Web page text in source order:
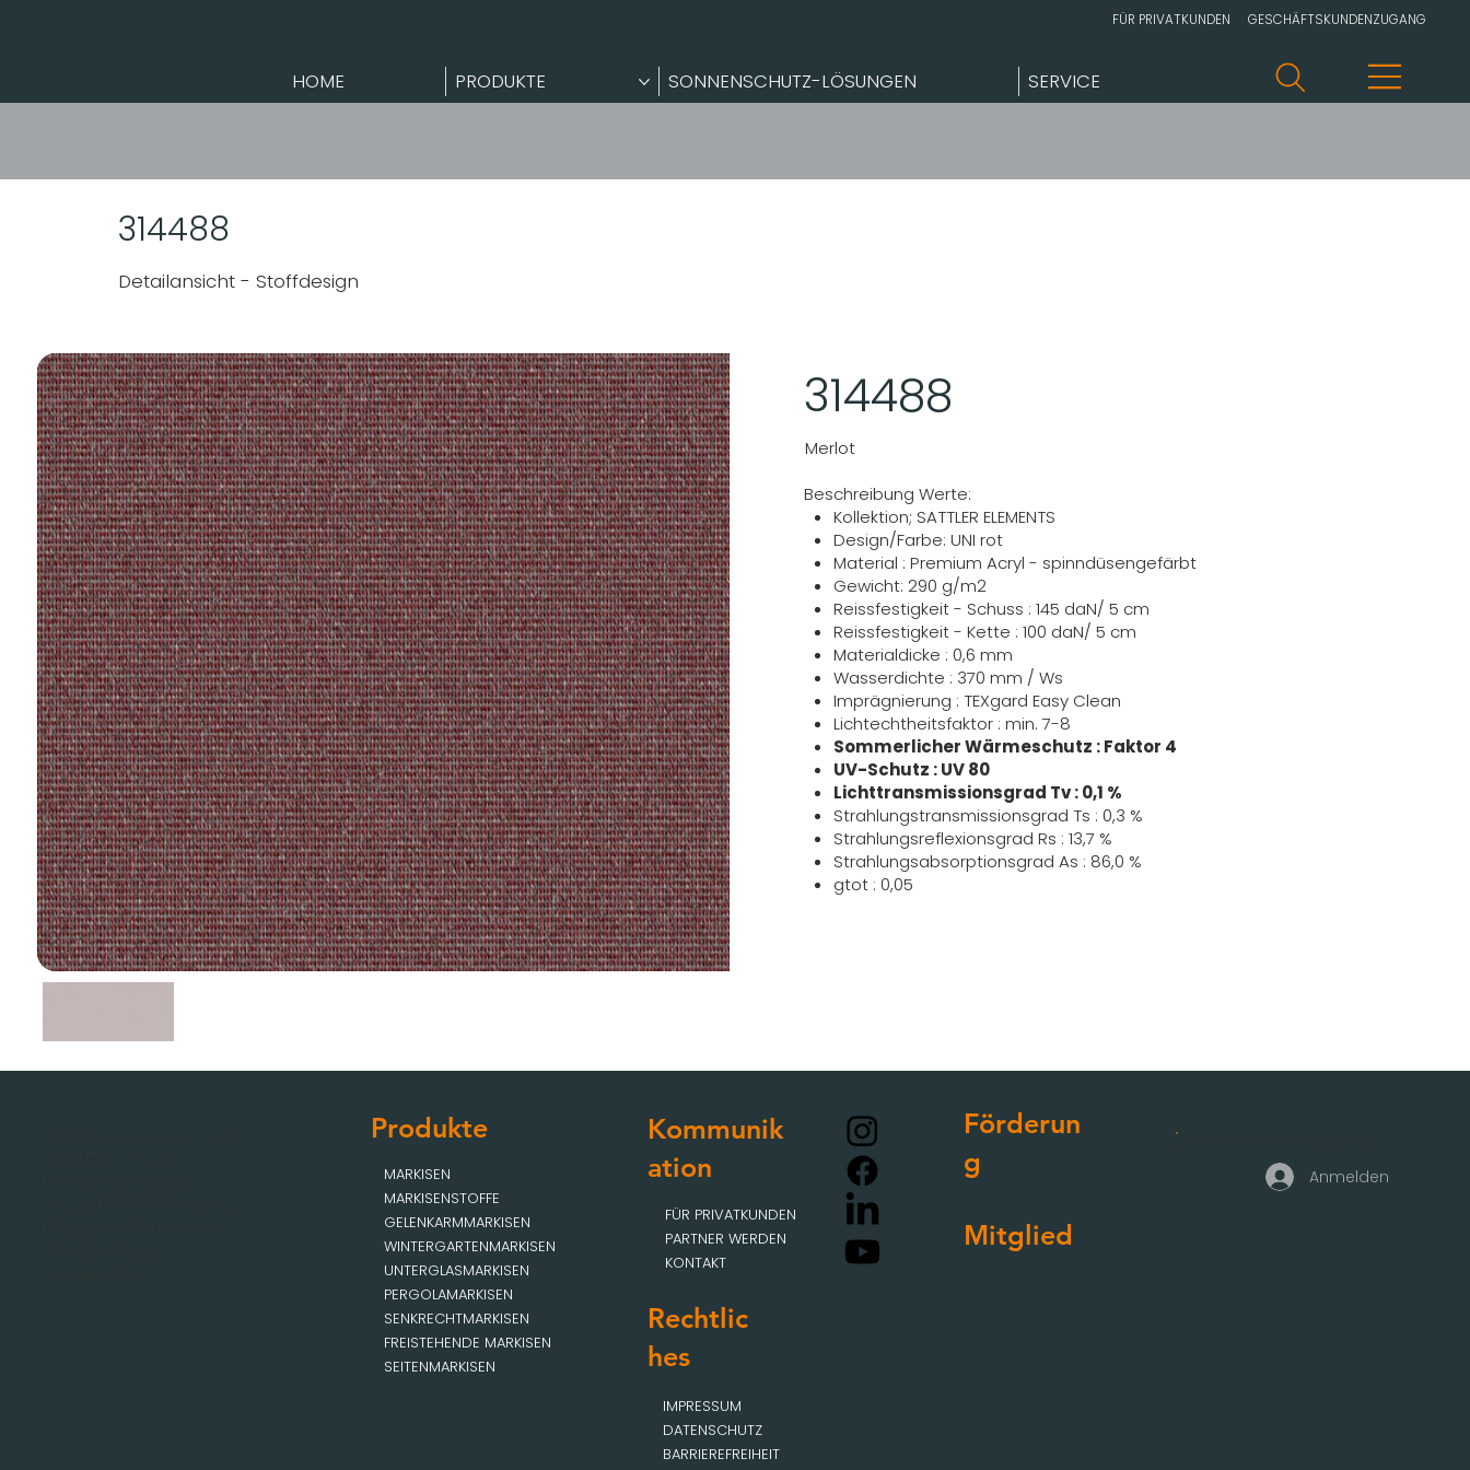
HOME PRODUKTE SONNENSCHUTZ-LÖSUNGEN SERVICE
FÜR PRIVATKUNDEN GESCHÄFTSKUNDENZUGANG
314488
Detailansicht - Stoffdesign
314488
Merlot
Beschreibung Werte:
Kollektion; SATTLER ELEMENTS
Design/Farbe: UNI rot
Material : Premium Acryl - spinndüsengefärbt
Gewicht: 290 g/m2
Reissfestigkeit - Schuss : 145 daN/ 5 cm
Reissfestigkeit - Kette : 100 daN/ 5 cm
Materialdicke : 0,6 mm
Wasserdichte : 370 mm / Ws
Imprägnierung : TEXgard Easy Clean
Lichtechtheitsfaktor : min. 7-8
Sommerlicher Wärmeschutz : Faktor 4
UV-Schutz : UV 80
Lichttransmissionsgrad Tv : 0,1 %
Strahlungstransmissionsgrad Ts : 0,3 %
Strahlungsreflexionsgrad Rs : 13,7 %
Strahlungsabsorptionsgrad As : 86,0 %
gtot : 0,05
Produkte
MARKISEN
MARKISENSTOFFE
GELENKARMMARKISEN
WINTERGARTENMARKISEN
UNTERGLASMARKISEN
PERGOLAMARKISEN
SENKRECHTMARKISEN
FREISTEHENDE MARKISEN
SEITENMARKISEN
Kommunik
ation
FÜR PRIVATKUNDEN
PARTNER WERDEN
KONTAKT
Rechtlic
hes
IMPRESSUM
DATENSCHUTZ
BARRIEREFREIHEIT
Förderun
g
Mitglied
Anmelden